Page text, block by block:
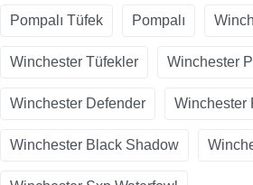
Pompalı Tüfek Pompalı
Winchester Tüfekler Winchester
Winchester Defender Winchester
Winchester Black Shadow